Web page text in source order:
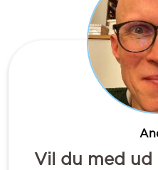
Vil du med ud